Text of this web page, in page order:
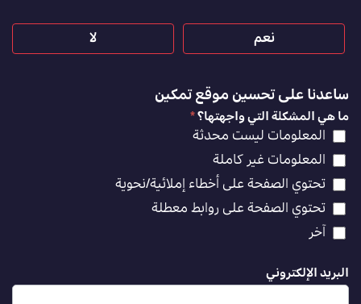
نعم لا
ساعدنا على تحسين موقع تمكين
ما هي المشكلة التي واجهتها؟*
المعلومات ليست محدثة
المعلومات غير كاملة
تحتوي الصفحة على أخطاء إملائية/نحوية
تحتوي الصفحة على روابط معطلة
آخر
البريد الإلكتروني